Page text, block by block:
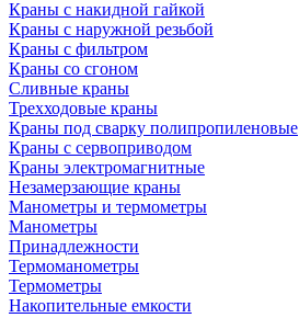
Краны с накидной гайкой
Краны с наружной резьбой
Краны с фильтром
Краны со сгоном
Сливные краны
Трехходовые краны
Краны под сварку полипропиленовые
Краны с сервоприводом
Краны электромагнитные
Незамерзающие краны
Манометры и термометры
Манометры
Принадлежности
Термоманометры
Термометры
Накопительные емкости